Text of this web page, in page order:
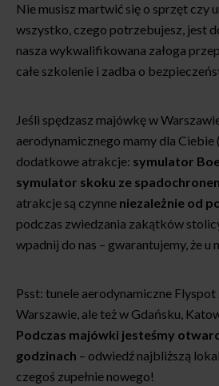
Nie musisz martwić się o sprzęt czy
wszystko, czego potrzebujesz, jest
nasza wykwalifikowana załoga
całe szkolenie i zadba o
Jeśli spędzasz majówkę w
aerodynamicznego mamy dla Ciebie
dodatkowe atrakcje: symulator
symulator skoku ze
atrakcje są czynne niezależnie od
podczas zwiedzania zakątków
wpadnij do nas – gwarantujemy, że u
Psst: tunele aerodynamiczne
Warszawie, ale też w Gdańsku,
Podczas majówki jesteśmy
godzinach – odwiedź najbliższą
czegoś zupełnie nowego!